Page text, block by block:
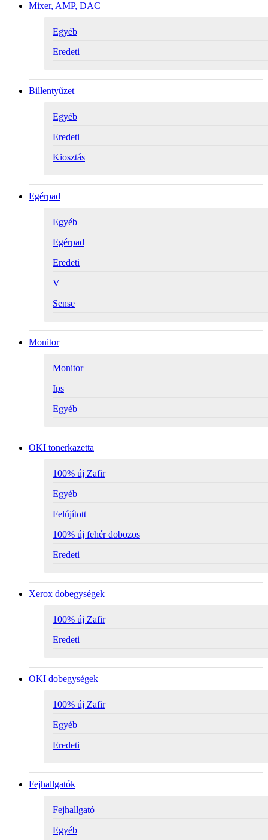
Mixer, AMP, DAC
Egyéb
Eredeti
Billentyűzet
Egyéb
Eredeti
Kiosztás
Egérpad
Egyéb
Egérpad
Eredeti
V
Sense
Monitor
Monitor
Ips
Egyéb
OKI tonerkazetta
100% új Zafir
Egyéb
Felújított
100% új fehér dobozos
Eredeti
Xerox dobegységek
100% új Zafir
Eredeti
OKI dobegységek
100% új Zafir
Egyéb
Eredeti
Fejhallgatók
Fejhallgató
Egyéb